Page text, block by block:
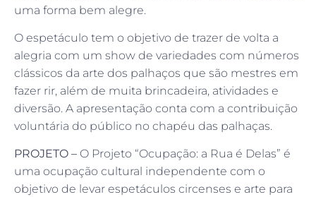
uma forma bem alegre.
O espetáculo tem o objetivo de trazer de volta a
alegria com um show de variedades com números
clássicos da arte dos palhaços que são mestres em
fazer rir, além de muita brincadeira, atividades e
diversão. A apresentação conta com a contribuição
voluntária do público no chapéu das palhaças.
PROJETO – O Projeto “Ocupação: a Rua é Delas” é
uma ocupação cultural independente com o
objetivo de levar espetáculos circenses e arte para